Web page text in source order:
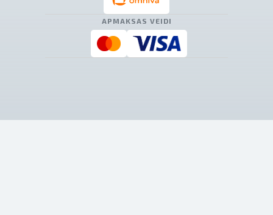
APMAKSAS VEIDI